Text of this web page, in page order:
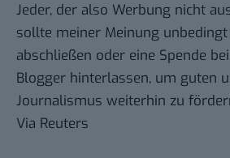
Jeder, der also Werbung nicht
sollte meiner Meinung
abschließen oder eine Spende
Blogger hinterlassen, um guten
Journalismus weiterhin zu
Via Reuters